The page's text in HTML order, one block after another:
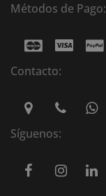
Métodos de Pago:
Contacto:
Síguenos: